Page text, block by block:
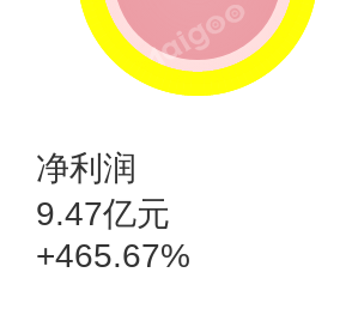
净利润
9.47亿元
+465.67%